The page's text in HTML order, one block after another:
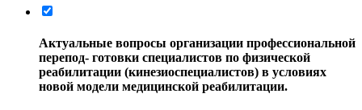
Актуальные вопросы организации профессиональной
перепод- готовки специалистов по физической
реабилитации (кинезиоспециалистов) в условиях
новой модели медицинской реабилитации.